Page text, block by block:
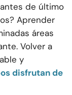
de último
Aprender
áreas
Volver a
y
disfrutan de